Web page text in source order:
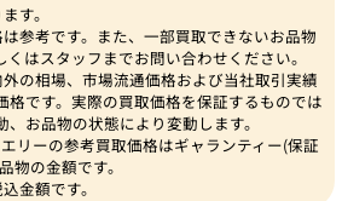
す。
参考です。また、一部買取できないお品物
はスタッフまでお問い合わせください。
の相場、市場流通価格および当社取引実績
格です。実際の買取価格を保証するものでは
お品物の状態により変動します。
リーの参考買取価格はギャランティー(保証
物の金額です。
金額です。